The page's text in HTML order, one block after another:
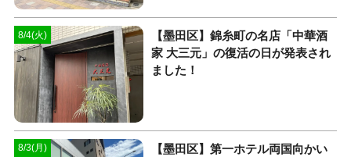
8/4(火)
【墨田区】錦糸町の名店「中華酒
家 大三元」の復活の日が発表され
ました！
8/3(月)
【墨田区】第一ホテル両国向かい